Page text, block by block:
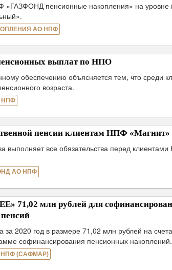
«ГАЗФОНД пенсионные накопления» на
АО НПФ
выплат по НПО
обеспечению объясняется тем, что среди
возраста.
НПФ
пенсии клиентам НПФ «Магнит»
выполняет все обязательства перед
АО НПФ
71,02 млн рублей для
2020 год в размере 71,02 млн рублей на счета
софинансирования пенсионных накоплений.
(САФМАР)